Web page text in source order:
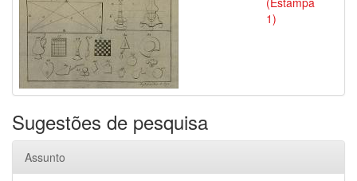
1)
Sugestões de pesquisa
Assunto